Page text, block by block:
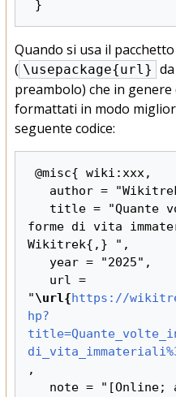
Quando si usa il pacchetto
( \usepackage{url}
preambolo) che in genere
formattati in modo
seguente codice:
@misc{ wiki:xxx,
forme di vita
Wikitrek{,} ",
"\url{https://
hp?
,